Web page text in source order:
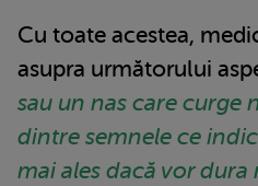
Cu toate acestea,
asupra următorului
sau un nas care curge
dintre semnele ce
mai ales dacă vor